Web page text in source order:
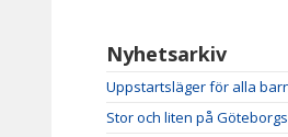
Nyhetsarkiv
Uppstartsläger för alla
Stor och liten på